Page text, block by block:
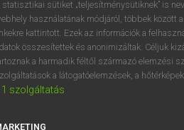
VAN ELŐFIZETÉSED?
előfizetésem a teljes szócikk
statisztikai sütiket „teljesítménysütiknek” is
használatának módjáról, többek között
kattintott. Ezek az információk a
összesítettek és anonimizáltak. Céljuk
a harmadik féltől származó elemzési
a látogatóelemzések, a
1 szolgáltatás
q w e r t
a s d f g h
í y x c v